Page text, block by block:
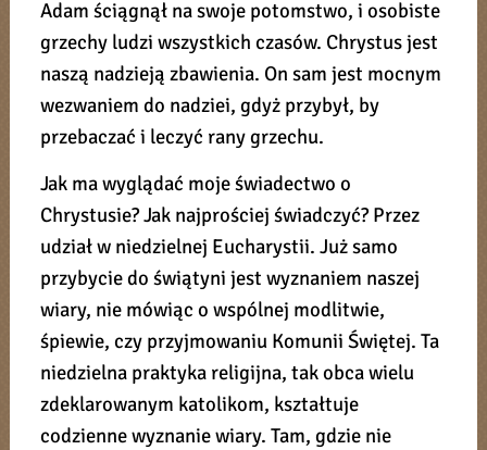
Adam ściągnął na swoje potomstwo, i osobiste
grzechy ludzi wszystkich czasów. Chrystus jest
naszą nadzieją zbawienia. On sam jest mocnym
wezwaniem do nadziei, gdyż przybył, by
przebaczać i leczyć rany grzechu.
Jak ma wyglądać moje świadectwo o
Chrystusie? Jak najprościej świadczyć? Przez
udział w niedzielnej Eucharystii. Już samo
przybycie do świątyni jest wyznaniem naszej
wiary, nie mówiąc o wspólnej modlitwie,
śpiewie, czy przyjmowaniu Komunii Świętej. Ta
niedzielna praktyka religijna, tak obca wielu
zdeklarowanym katolikom, kształtuje
codzienne wyznanie wiary. Tam, gdzie nie